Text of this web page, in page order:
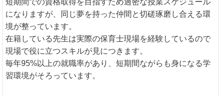
短期間での資格取得を目指すため過密な授業スケジュール
になりますが、同じ夢を持った仲間と切磋琢磨し合える環
境が整っています。
在籍している先生は実際の保育士現場を経験しているので
現場で役に立つスキルが見につきます。
毎年95%以上の就職率があり、短期間ながらも身になる学
習環境がそろっています。